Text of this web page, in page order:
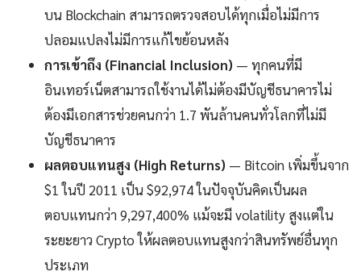
บน Blockchain สามารถตรวจสอบได้ทุกเมื่อไม่มีการ
ปลอมแปลงไม่มีการแก้ไขย้อนหลัง
การเข้าถึง (Financial Inclusion) — ทุกคนที่มี
อินเทอร์เน็ตสามารถใช้งานได้ไม่ต้องมีบัญชีธนาคารไม่
ต้องมีเอกสารช่วยคนกว่า 1.7 พันล้านคนทั่วโลกที่ไม่มี
บัญชีธนาคาร
ผลตอบแทนสูง (High Returns) — Bitcoin เพิ่มขึ้นจาก
$1 ในปี 2011 เป็น $92,974 ในปัจจุบันคิดเป็นผล
ตอบแทนกว่า 9,297,400% แม้จะมี volatility สูงแต่ใน
ระยะยาว Crypto ให้ผลตอบแทนสูงกว่าสินทรัพย์อื่นทุก
ประเภท